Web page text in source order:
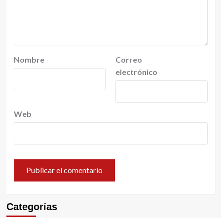
Nombre
Correo
electrónico
Web
Categorías